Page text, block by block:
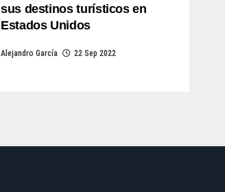
sus destinos turísticos en
Estados Unidos
Alejandro García 22 Sep 2022